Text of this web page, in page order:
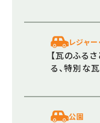
レジャー
【瓦のふる
る、特別な
公園